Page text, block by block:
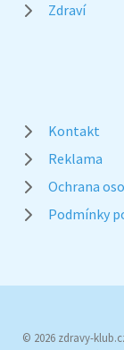
Zdraví
Kontakt
Reklama
Ochrana
Podmínky
© 2026 zdravy-